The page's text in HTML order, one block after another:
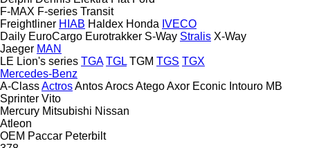
F-MAX F-series Transit
Freightliner HIAB Haldex Honda IVECO
Daily EuroCargo Eurotrakker S-Way Stralis X-Way
Jaeger MAN
LE Lion's series TGA TGL TGM TGS TGX
Mercedes-Benz
A-ClassActrosAntosArocsAtegoAxor Econic Intouro MB
Sprinter Vito
Mercury Mitsubishi Nissan
Atleon
OEM Paccar Peterbilt